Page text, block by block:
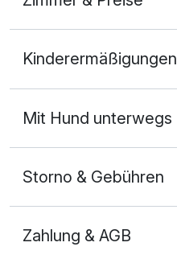
2 Erwachsene und 1 Kind
Für 8 Tage
Kinderermäßigungen
Mit Hund unterwegs
Storno & Gebühren
Zahlung & AGB